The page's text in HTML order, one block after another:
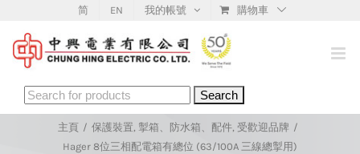
content
简 EN 我的帳號 購物車
Search
for:
主頁 / 保護裝置, 掣箱、防水箱、配件, 受歡迎品牌 /
Hager 8位三相配電箱有總位 (63/100A 三線總掣用)